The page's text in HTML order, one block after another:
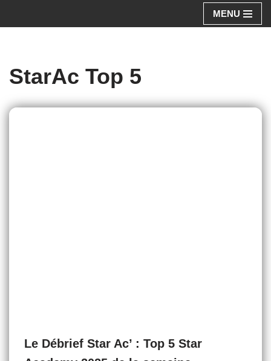
MENU
StarAc Top 5
Le Débrief Star Ac’ : Top 5 Star